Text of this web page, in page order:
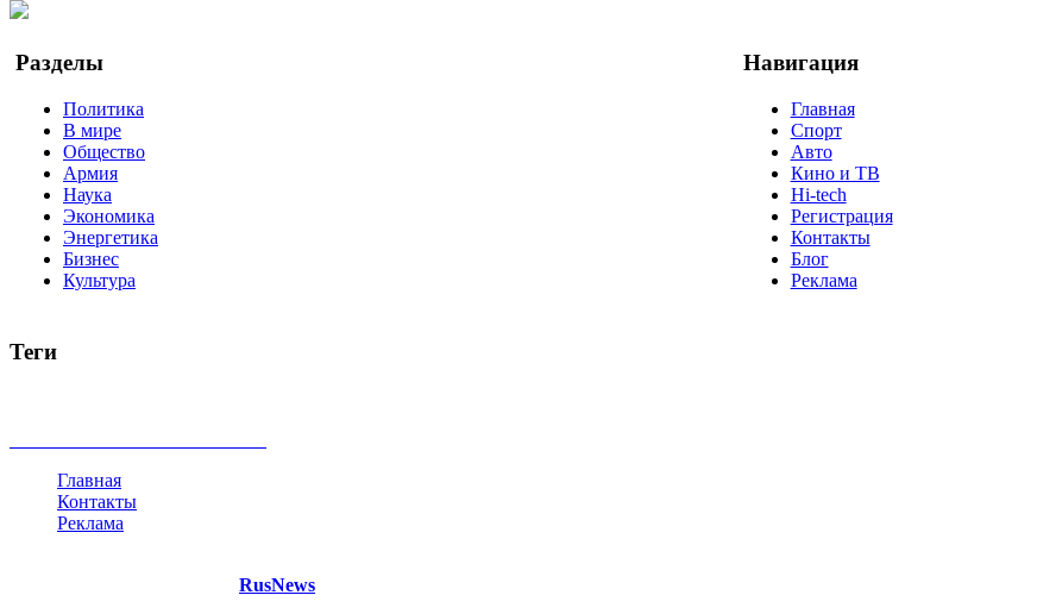
Разделы
Политика
В мире
Общество
Армия
Наука
Экономика
Энергетика
Бизнес
Культура
Навигация
Главная
Спорт
Авто
Кино и ТВ
Hi-tech
Регистрация
Контакты
Блог
Реклама
Теги
Главная
Контакты
Реклама
RusNews